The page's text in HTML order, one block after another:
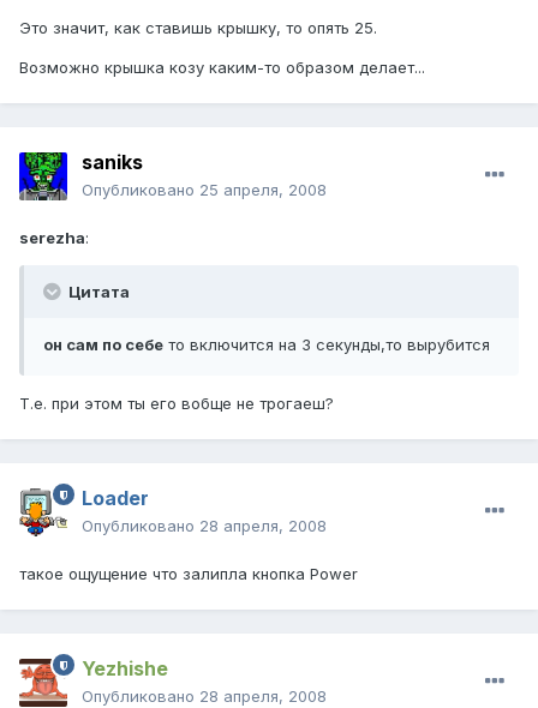
Это значит, как ставишь крышку, то опять 25.
Возможно крышка козу каким-то образом делает...
saniks
Опубликовано 25 апреля, 2008
serezha:
Цитата
он сам по себе то включится на 3 секунды,то вырубится
Т.е. при этом ты его вобще не трогаеш?
Loader
Опубликовано 28 апреля, 2008
такое ощущение что залипла кнопка Power
Yezhishe
Опубликовано 28 апреля, 2008